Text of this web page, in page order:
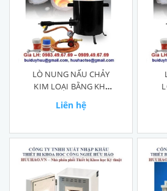
LÒ NUNG NẤU CHẢY
KIM LOẠI BẰNG KHÍ
Liên hệ